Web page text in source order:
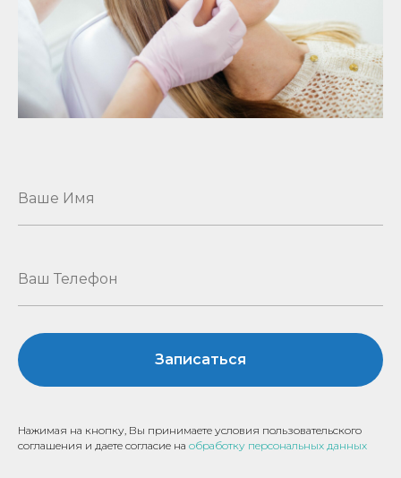
Записаться
Нажимая на кнопку, Вы принимаете условия пользовательского
соглашения и даете согласие на обработку персональных данных